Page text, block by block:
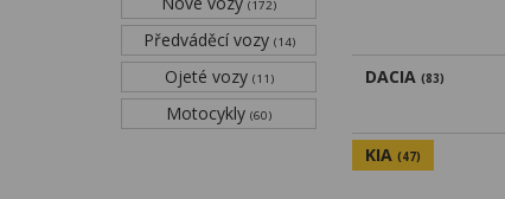
(172)
Předváděcí vozy (14)
Ojeté vozy (11)
Motocykly (60)
DACIA (83)
KIA (47)